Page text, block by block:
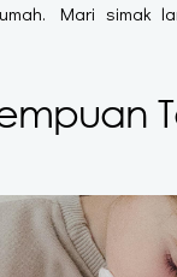
Mari simak